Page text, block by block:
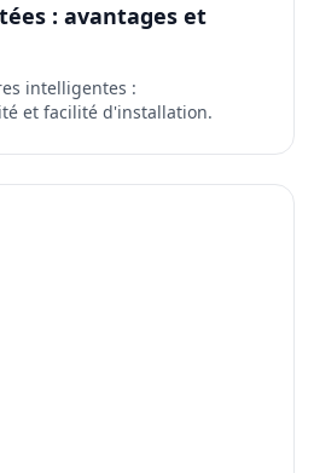
: avantages et
intelligentes :
et facilité d'installation.